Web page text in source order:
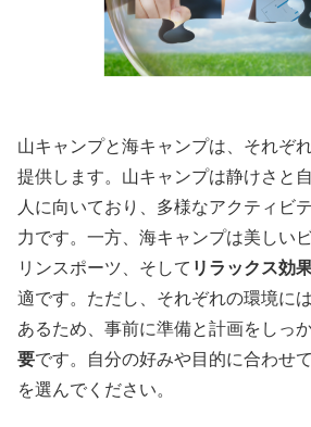
山キャンプと海キャンプは、それぞ
提供します。山キャンプは静けさと
人に向いており、多様なアクティビ
力です。一方、海キャンプは美しい
リンスポーツ、そして リラックス効
適です。ただし、それぞれの環境に
あるため、事前に準備と計画をしっ
要です。自分の好みや目的に合わせて
を選んでください。